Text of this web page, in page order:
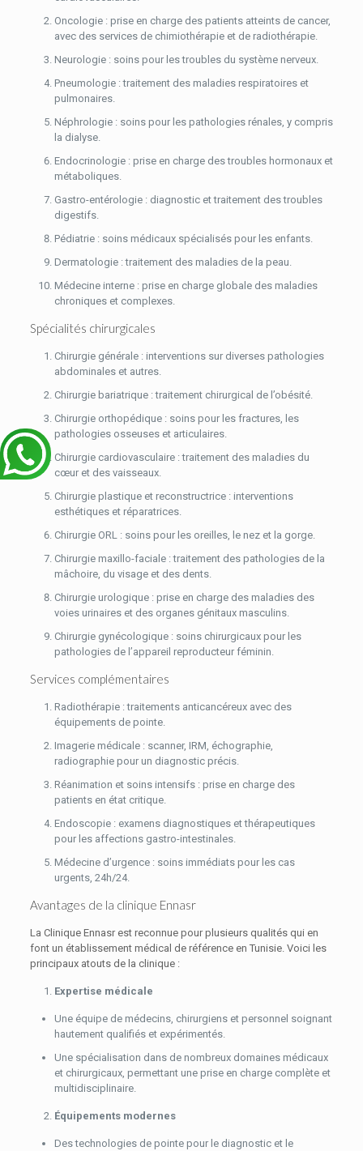
Oncologie : prise en charge des patients atteints de cancer,
avec des services de chimiothérapie et de radiothérapie.
Neurologie : soins pour les troubles du système nerveux.
Pneumologie : traitement des maladies respiratoires et
pulmonaires.
Néphrologie : soins pour les pathologies rénales, y compris
la dialyse.
Endocrinologie : prise en charge des troubles hormonaux et
métaboliques.
Gastro-entérologie : diagnostic et traitement des troubles
digestifs.
Pédiatrie : soins médicaux spécialisés pour les enfants.
Dermatologie : traitement des maladies de la peau.
Médecine interne : prise en charge globale des maladies
chroniques et complexes.
Spécialités chirurgicales
Chirurgie générale : interventions sur diverses pathologies
abdominales et autres.
Chirurgie bariatrique : traitement chirurgical de l’obésité.
Chirurgie orthopédique : soins pour les fractures, les
pathologies osseuses et articulaires.
Chirurgie cardiovasculaire : traitement des maladies du
cœur et des vaisseaux.
Chirurgie plastique et reconstructrice : interventions
esthétiques et réparatrices.
Chirurgie ORL : soins pour les oreilles, le nez et la gorge.
Chirurgie maxillo-faciale : traitement des pathologies de la
mâchoire, du visage et des dents.
Chirurgie urologique : prise en charge des maladies des
voies urinaires et des organes génitaux masculins.
Chirurgie gynécologique : soins chirurgicaux pour les
pathologies de l’appareil reproducteur féminin.
Services complémentaires
Radiothérapie : traitements anticancéreux avec des
équipements de pointe.
Imagerie médicale : scanner, IRM, échographie,
radiographie pour un diagnostic précis.
Réanimation et soins intensifs : prise en charge des
patients en état critique.
Endoscopie : examens diagnostiques et thérapeutiques
pour les affections gastro-intestinales.
Médecine d’urgence : soins immédiats pour les cas
urgents, 24h/24.
Avantages de la clinique Ennasr
La Clinique Ennasr est reconnue pour plusieurs qualités qui en
font un établissement médical de référence en Tunisie. Voici les
principaux atouts de la clinique :
Expertise médicale
Une équipe de médecins, chirurgiens et personnel soignant
hautement qualifiés et expérimentés.
Une spécialisation dans de nombreux domaines médicaux
et chirurgicaux, permettant une prise en charge complète et
multidisciplinaire.
Équipements modernes
Des technologies de pointe pour le diagnostic et le